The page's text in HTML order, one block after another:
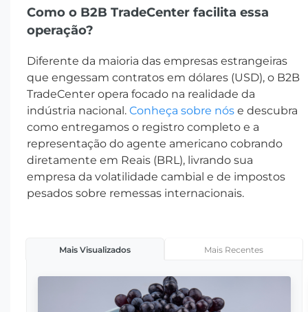
Como o B2B TradeCenter facilita essa
operação?
Diferente da maioria das empresas estrangeiras
que engessam contratos em dólares (USD), o B2B
TradeCenter opera focado na realidade da
indústria nacional. Conheça sobre nós e descubra
como entregamos o registro completo e a
representação do agente americano cobrando
diretamente em Reais (BRL), livrando sua
empresa da volatilidade cambial e de impostos
pesados sobre remessas internacionais.
Mais Visualizados Mais Recentes